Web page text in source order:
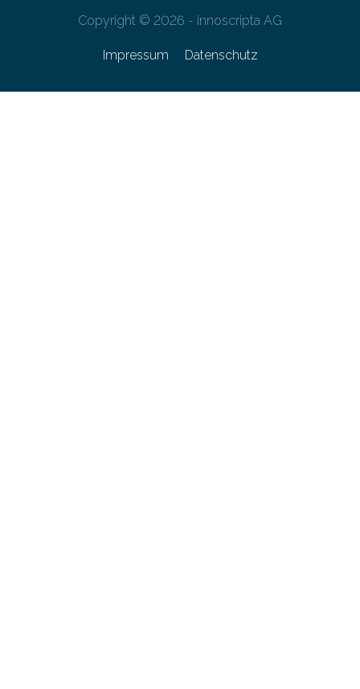
Copyright © 2026 - innoscripta AG
Impressum Datenschutz